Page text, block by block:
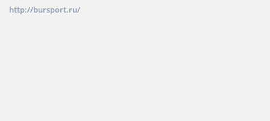
http://bursport.ru/